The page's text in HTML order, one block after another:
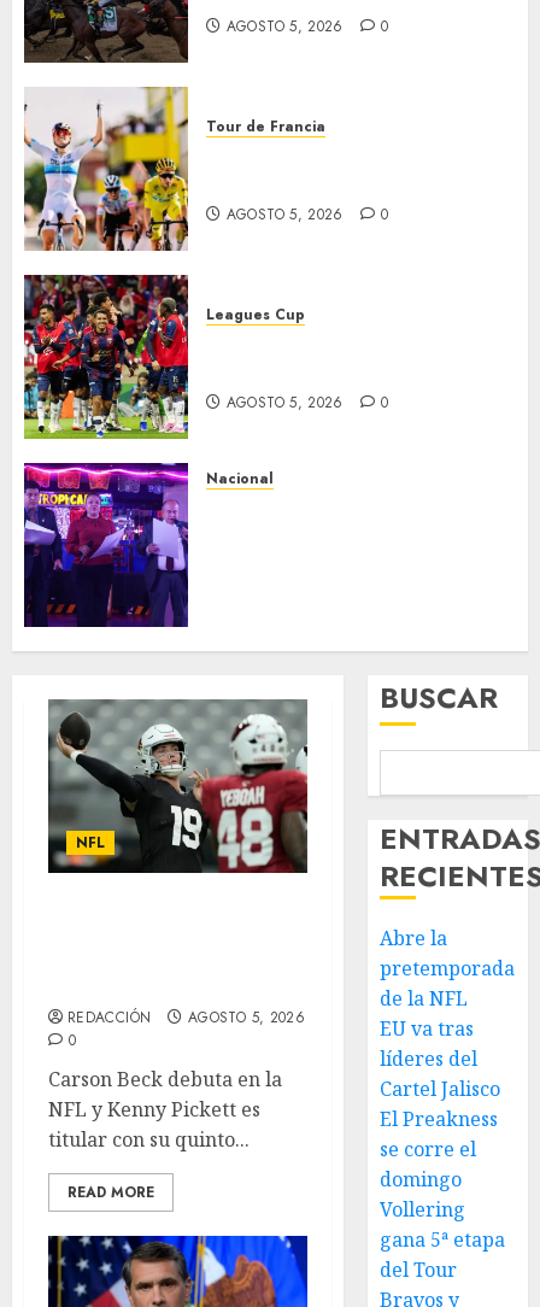
AGOSTO 5, 2026 0
Tour de Francia
AGOSTO 5, 2026 0
Leagues Cup
AGOSTO 5, 2026 0
Nacional
NFL
REDACCIÓN
AGOSTO 5, 2026
0
Carson Beck debuta en la
NFL y Kenny Pickett es
titular con su quinto...
READ MORE
BUSCAR
Abre la
pretemporada
de la NFL
EU va tras
líderes del
Cartel Jalisco
El Preakness
se corre el
domingo
Vollering
gana 5ª etapa
del Tour
Bravos y